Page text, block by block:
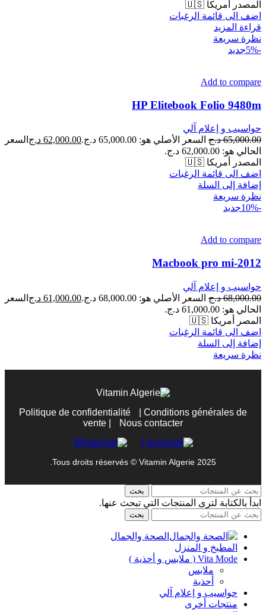
المصدر أمريكا 🇺🇸
اضف الى قائمة الرغبات
قراءة المزيد
نظرة سريعة
-5%
جديد
Add to compare
HP Elitebook Folio 9480m
حواسيب و إعلام آلي
65,000.00 د.ج السعر الأصلي هو: 65,000.00 د.ج. 62,000.00 د.ج السعر
الحالي هو: 62,000.00 د.ج.
المصدر أمريكا 🇺🇸
اضف الى قائمة الرغبات
إضافة إلى السلة
نظرة سريعة
-10%
جديد
Add to compare
Macbook pro mi-2012
حواسيب و إعلام آلي
68,000.00 د.ج السعر الأصلي هو: 68,000.00 د.ج. 61,000.00 د.ج السعر
الحالي هو: 61,000.00 د.ج.
المصر أمريكا 🇺🇸
اضف الى قائمة الرغبات
إضافة إلى السلة
نظرة سريعة
Politique de confidentialité
Conditions générales de
vente
Nous contacter
Tous droits réservés © Vitamin Algerie 2025.
بحث
ابدأ بالكتابة لترى المنتجات التي تبحث عنها.
بحث
الصحة والجمال
المطبخ و المنزل
Vita Mode ( ملابس و أحذية )
ملابس
أحذية
حواسيب و إعلام آلي
منتجات أخرى